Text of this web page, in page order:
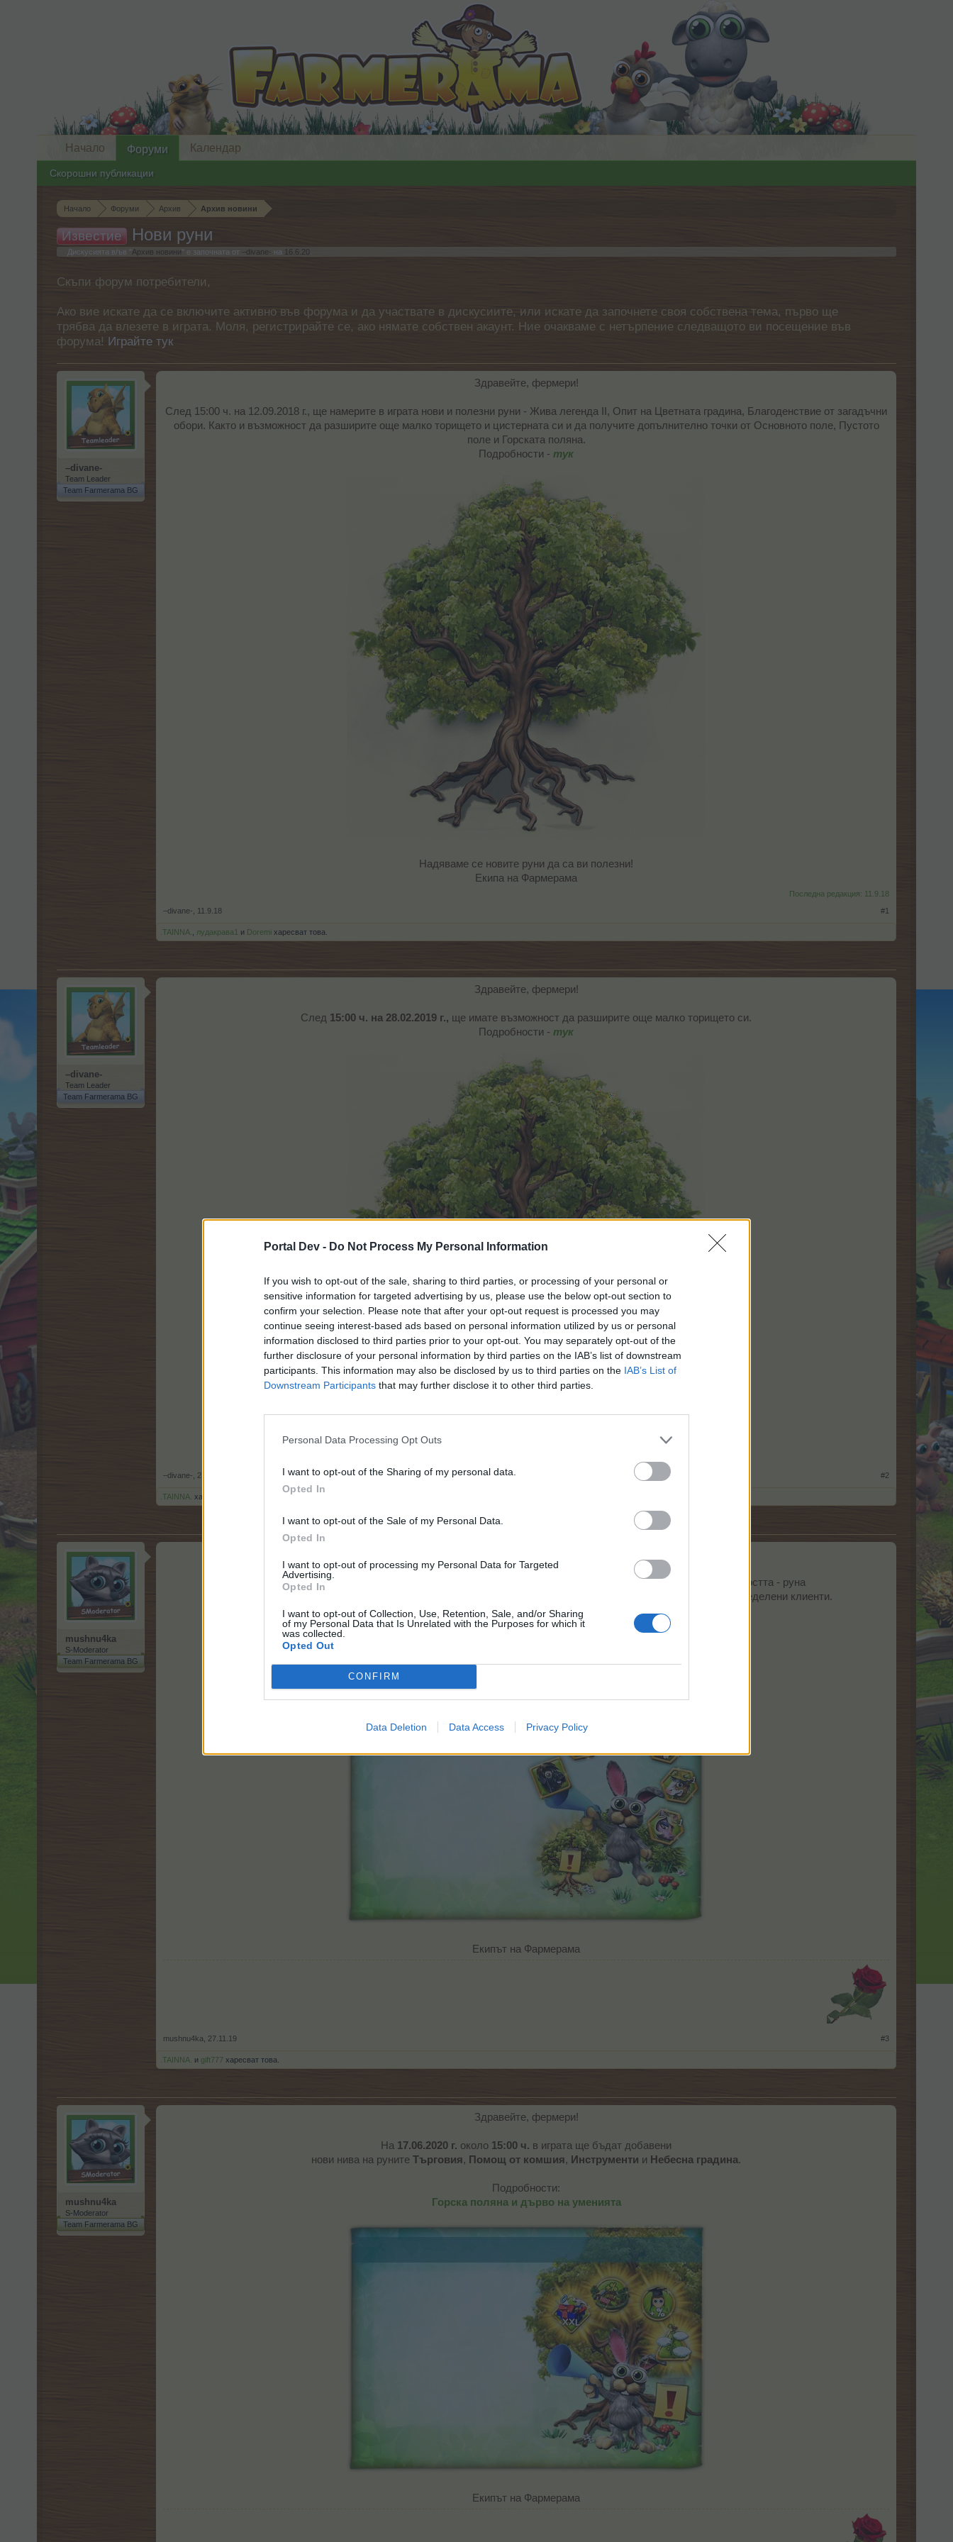
Portal Dev - Do Not Process My Personal Information
If you wish to opt-out of the sale, sharing to third parties, or processing of your personal or
sensitive information for targeted advertising by us, please use the below opt-out section to
confirm your selection. Please note that after your opt-out request is processed you may
continue seeing interest-based ads based on personal information utilized by us or personal
information disclosed to third parties prior to your opt-out. You may separately opt-out of the
further disclosure of your personal information by third parties on the IAB’s list of downstream
participants. This information may also be disclosed by us to third parties on the IAB’s List of
Downstream Participants that may further disclose it to other third parties.
Personal Data Processing Opt Outs
I want to opt-out of the Sharing of my personal data.
Opted In
I want to opt-out of the Sale of my Personal Data.
Opted In
I want to opt-out of processing my Personal Data for Targeted
Advertising.
Opted In
I want to opt-out of Collection, Use, Retention, Sale, and/or Sharing
of my Personal Data that Is Unrelated with the Purposes for which it
was collected.
Opted Out
CONFIRM
Data Deletion Data Access Privacy Policy
Начало Форуми Архив Архив новини
Известие Нови руни
Дискусията в/ъв " Архив новини " е започната от –divane- на 16.6.20
Скъпи форум потребители,
Ако вие искате да се включите активно във форума и да участвате в дискусиите, или искате да започнете своя собствена тема, първо ще
трябва да влезете в играта. Моля, регистрирайте се, ако нямате собствен акаунт. Ние очакваме с нетърпение следващото ви посещение във
форума! Играйте тук
–divane-
Team Leader
Team Farmerama BG
Здравейте, фермери!
След 15:00 ч. на 12.09.2018 г., ще намерите в играта нови и полезни руни - Жива легенда II, Опит на Цветната градина, Благоденствие от загадъчни
обори. Както и възможност да разширите още малко торището и цистерната си и да получите допълнително точки от Основното поле, Пустото
поле и Горската поляна.
Подробности - тук
Надяваме се новите руни да са ви полезни!
Екипа на Фармерама​
Последна редакция: 11.9.18
–divane-
11.9.18 #1
.TAINNA. лудакрава1 и Doremi харесват това.
–divane-
Team Leader
Team Farmerama BG
Здравейте, фермери!
След 15:00 ч. на 28.02.2019 г., ще имате възможност да разширите още малко торището си.
Подробности - тук
Надяваме се новите руни да са ви полезни!
–divane- 27.2.19 #2
.TAINNA. харесва това.
mushnu4ka
S-Moderator
Team Farmerama BG
28.11.2019 г. около
в играта ще бъдат добавени нови руни на дървото на Дървото на мъдростта - руна
за нов клиент в стаята за мисии (търсещ растения над 150 ниво) и руни за намаляване на търсеното от определени клиенти.
Подробности:
Екипът на Фармерама​
mushnu4ka 27.11.19 #3
.TAINNA. и gift777 харесват това.
mushnu4ka
S-Moderator
Team Farmerama BG
Здравейте, фермери!
На 17.06.2020 г. около 15:00 ч. в играта ще бъдат добавени
нови нива на руните Търговия, Помощ от комшия, Инструменти и Небесна градина.
Подробности:
Горска поляна и дърво на уменията
Екипът на Фармерама​
Начало Форуми
Скорошни публикации
Календар